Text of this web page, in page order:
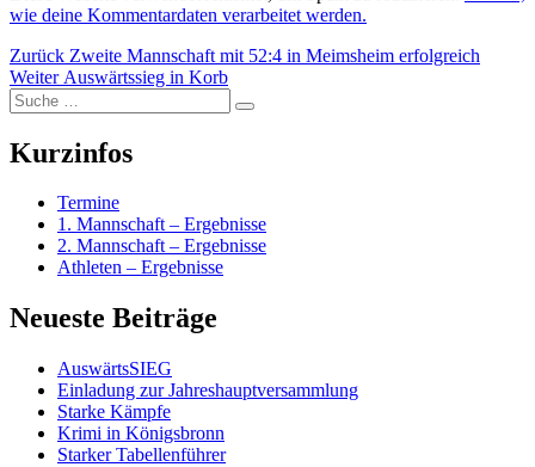
wie deine Kommentardaten verarbeitet werden.
Beitragsnavigation
Zurück Vorheriger
Beitrag:
Zweite Mannschaft mit 52:4 in Meimsheim erfolgreich
Weiter Nächster
Auswärtssieg in Korb
Suche
nach:
Suchen
Kurzinfos
Termine
1. Mannschaft – Ergebnisse
2. Mannschaft – Ergebnisse
Athleten – Ergebnisse
Neueste Beiträge
AuswärtsSIEG
Einladung zur Jahreshauptversammlung
Starke Kämpfe
Krimi in Königsbronn
Starker Tabellenführer